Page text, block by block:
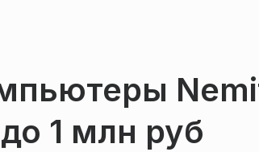
1 млн руб